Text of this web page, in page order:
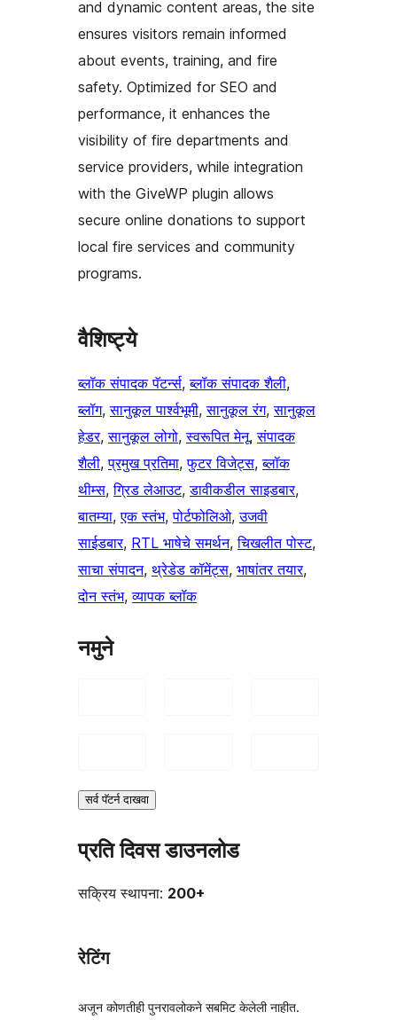
and dynamic content areas, the site
ensures visitors remain informed
about events, training, and fire
safety. Optimized for SEO and
performance, it enhances the
visibility of fire departments and
service providers, while integration
with the GiveWP plugin allows
secure online donations to support
local fire services and community
programs.
वैशिष्ट्ये
ब्लॉक संपादक पॅटर्न्स, ब्लॉक संपादक शैली
ब्लॉग, सानुकूल पार्श्वभूमी, सानुकूल रंग, सानुकूल
हेडर, सानुकूल लोगो, स्वरूपित मेनू, संपादक
शैली, प्रमुख प्रतिमा, फुटर विजेट्स, ब्लॉक
थीम्स, ग्रिड लेआउट, डावीकडील साइडबार
बातम्या, एक स्तंभ, पोर्टफोलिओ, उजवी
साईडबार, RTL भाषेचे समर्थन, चिखलीत पोस्ट
साचा संपादन, थ्रेडेड कॉमेंट्स, भाषांतर तयार
दोन स्तंभ, व्यापक ब्लॉक
नमुने
सर्व पॅटर्न दाखवा
प्रति दिवस डाउनलोड
सक्रिय स्थापना: 200+
रेटिंग
अजून कोणतीही पुनरावलोकने सबमिट केलेली नाहीत.